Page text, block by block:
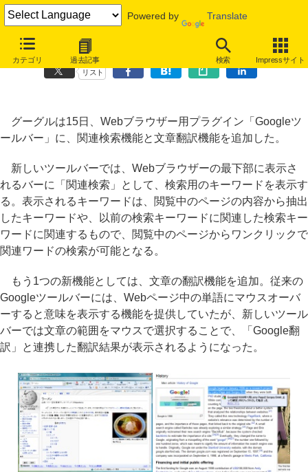
Powered by Translate
カテゴリ 過去記事 検索 Impressサイト
Googleツールバー、関連検索機能と文書翻訳機能を追加
リスト
グーグルは15日、Webブラウザー用プラグイン「Googleツ
ールバー」に、関連検索機能と文章翻訳機能を追加した。
新しいツールバーでは、Webブラウザーの最下部に表示さ
れるバーに「関連検索」として、検索用のキーワードを表示す
る。表示されるキーワードは、閲覧中のページの内容から抽出
したキーワードや、以前の検索キーワードに関連した検索キー
ワードに関連するもので、閲覧中のページからワンクリックで
関連ワードの検索が可能となる。
もう1つの新機能としては、文章の翻訳機能を追加。従来の
Googleツールバーには、Webページ中の単語にマウスオーバ
ーすると意味を表示する機能を提供していたが、新しいツール
バーでは文章の範囲をマウスで選択することで、「Google翻
訳」と連携した翻訳結果が表示されるようになった。